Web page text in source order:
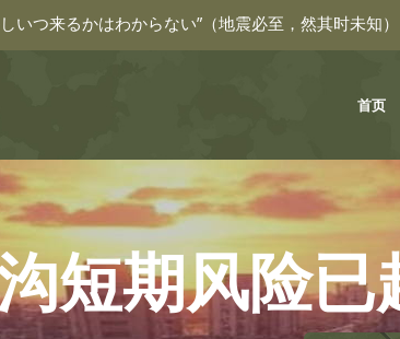
いつ来るかはわからない”（地震必至，然其时未知）
首页